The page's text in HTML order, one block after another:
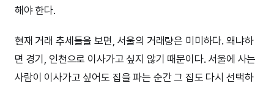
해야 한다.
현재 거래 추세들을 보면, 서울의 거래량은 미미하다. 왜냐하
면 경기, 인천으로 이사가고 싶지 않기 때문이다. 서울에 사는
사람이 이사가고 싶어도 집을 파는 순간 그 집도 다시 선택하